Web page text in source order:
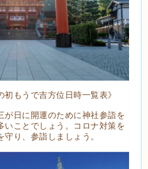
もうで吉方位日時一覧表》
が日に開運のために神社参詣を
いことでしょう。コロナ対策を
り、参詣しましょう。